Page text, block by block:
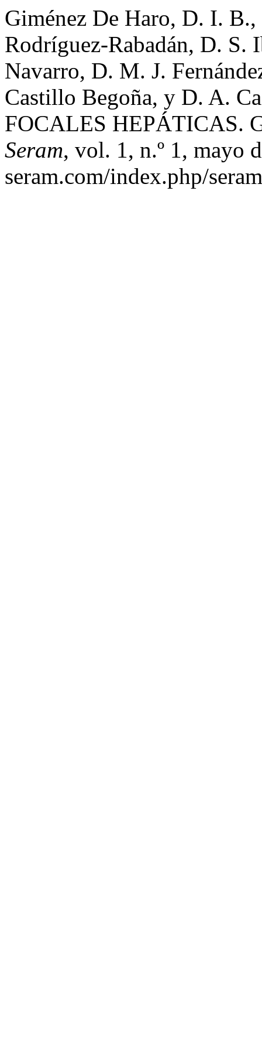
Giménez De Haro, D. I.
Rodríguez-Rabadán, D. S.
Navarro, D. M. J.
Castillo Begoña, y D. A.
FOCALES HEPÁTICAS.
Seram, vol. 1, n.º 1, mayo
seram.com/index.php/